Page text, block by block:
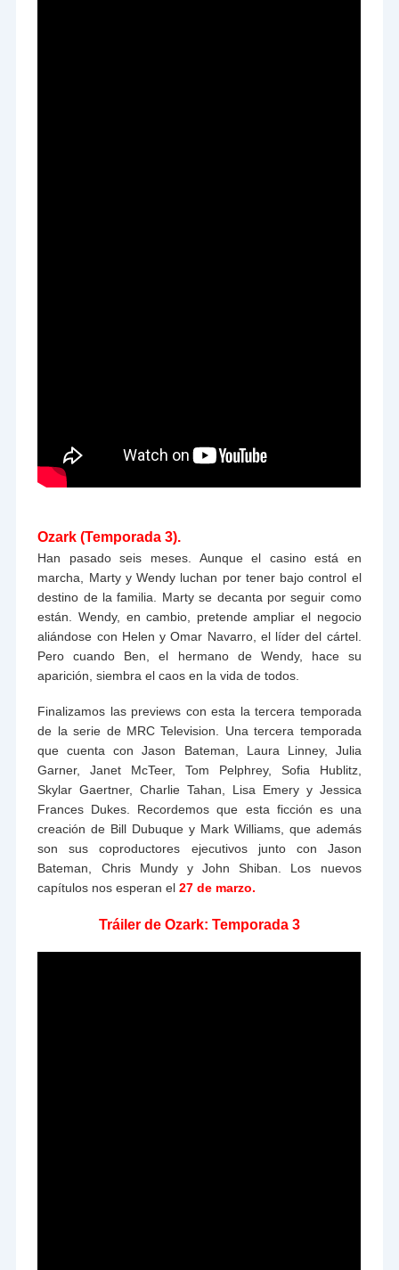
Ozark (Temporada 3).
Han pasado seis meses. Aunque el casino está en
marcha, Marty y Wendy luchan por tener bajo control el
destino de la familia. Marty se decanta por seguir como
están. Wendy, en cambio, pretende ampliar el negocio
aliándose con Helen y Omar Navarro, el líder del cártel.
Pero cuando Ben, el hermano de Wendy, hace su
aparición, siembra el caos en la vida de todos.
Finalizamos las previews con esta la tercera temporada
de la serie de MRC Television. Una tercera temporada
que cuenta con Jason Bateman, Laura Linney, Julia
Garner, Janet McTeer, Tom Pelphrey, Sofia Hublitz,
Skylar Gaertner, Charlie Tahan, Lisa Emery y Jessica
Frances Dukes. Recordemos que esta ficción es una
creación de Bill Dubuque y Mark Williams, que además
son sus coproductores ejecutivos junto con Jason
Bateman, Chris Mundy y John Shiban. Los nuevos
capítulos nos esperan el27 de marzo.
Tráiler de Ozark: Temporada 3